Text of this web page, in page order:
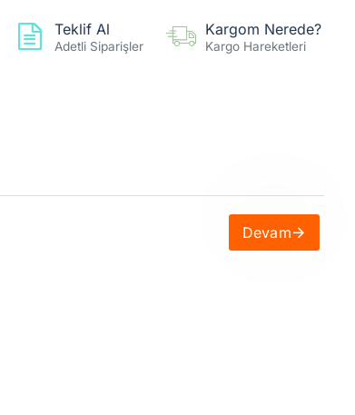
Teklif Al
Adetli Siparişler
Kargom Nerede?
Kargo Hareketleri
Devam